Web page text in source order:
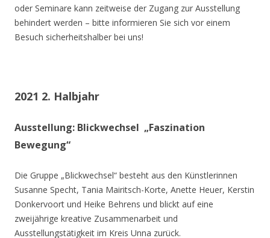
oder Seminare kann zeitweise der Zugang zur Ausstellung
behindert werden – bitte informieren Sie sich vor einem
Besuch sicherheitshalber bei uns!
2021 2. Halbjahr
Ausstellung: Blickwechsel „Faszination
Bewegung“
Die Gruppe „Blickwechsel“ besteht aus den Künstlerinnen
Susanne Specht, Tania Mairitsch-Korte, Anette Heuer, Kerstin
Donkervoort und Heike Behrens und blickt auf eine
zweijährige kreative Zusammenarbeit und
Ausstellungstätigkeit im Kreis Unna zurück.